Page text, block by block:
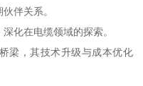
伴关系。
化在电缆领域的探索。
梁，其技术升级与成本优化